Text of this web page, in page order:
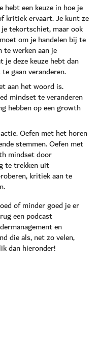
hebt een keuze in hoe je
kritiek ervaart. Je kunt ze
tekortschiet, maar ook
om je handelen bij te
werken aan je
je deze keuze hebt dan
gaan veranderen.
aan het woord is.
mindset te veranderen
hebben op een growth
Oefen met het horen
stemmen. Oefen met
mindset door
te trekken uit
kritiek aan te
of minder goed je er
een podcast
en
die als, net zo velen,
dan hieronder!